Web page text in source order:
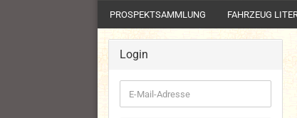
PROSPEKTSAMMLUNG FAHRZEUG
Login
E-
Mail-